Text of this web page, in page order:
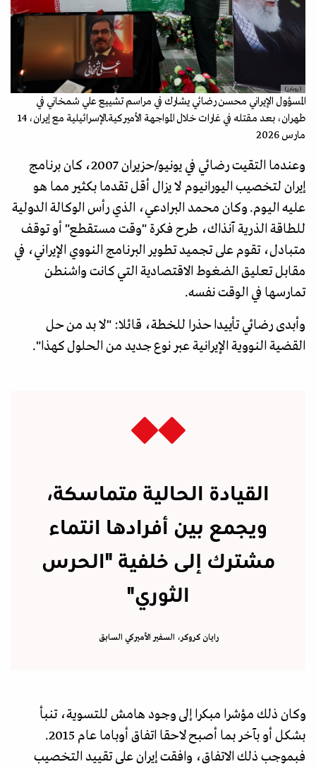
(رويترز)
المسؤول الإيراني محسن رضائي يشارك في مراسم تشييع علي شمخاني في
طهران، بعد مقتله في غارات خلال المواجهة الأميركيةـالإسرائيلية مع إيران، 14
مارس 2026
وعندما التقيت رضائي في يونيو/حزيران 2007، كان برنامج
إيران لتخصيب اليورانيوم لا يزال أقل تقدما بكثير مما هو
عليه اليوم. وكان محمد البرادعي، الذي رأس الوكالة الدولية
للطاقة الذرية آنذاك، طرح فكرة "وقت مستقطع" أو توقف
متبادل، تقوم على تجميد تطوير البرنامج النووي الإيراني، في
مقابل تعليق الضغوط الاقتصادية التي كانت واشنطن
تمارسها في الوقت نفسه.
وأبدى رضائي تأييدا حذرا للخطة، قائلا: "لا بد من حل
القضية النووية الإيرانية عبر نوع جديد من الحلول كهذا".
القيادة الحالية متماسكة،
ويجمع بين أفرادها انتماء
مشترك إلى خلفية "الحرس
الثوري"
رايان كروكر، السفير الأميركي السابق
وكان ذلك مؤشرا مبكرا إلى وجود هامش للتسوية، تنبأ
بشكل أو بآخر بما أصبح لاحقا اتفاق أوباما عام 2015.
فبموجب ذلك الاتفاق، وافقت إيران على تقييد التخصيب